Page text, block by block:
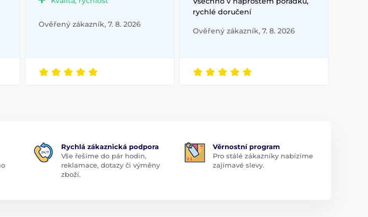
Ověřený zákazník, 7. 8. 2026
rychlé doručení
Ověřený zákazník, 7. 8. 2026
Rychlá zákaznická podpora
Vše řešíme do pár hodin,
reklamace, dotazy či výměny
zboží.
Věrnostní program
Pro stálé zákazníky nabízíme
zajímavé slevy.